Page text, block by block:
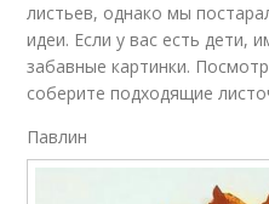
листьев, однако мы
идеи. Если у вас есть дети,
забавные картинки.
соберите подходящие
Павлин